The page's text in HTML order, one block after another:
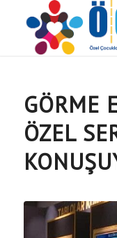
GÖRME
ÖZEL